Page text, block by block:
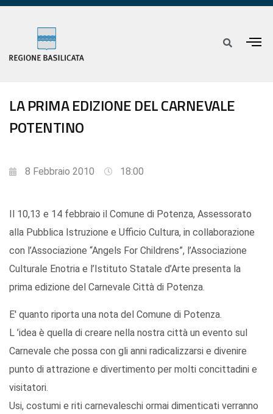
LA PRIMA EDIZIONE DEL CARNEVALE
POTENTINO
8 Febbraio 2010 18:00
Il 10,13 e 14 febbraio il Comune di Potenza, Assessorato
alla Pubblica Istruzione e Ufficio Cultura, in collaborazione
con l’Associazione “Angels For Childrens”, l’Associazione
Culturale Enotria e l’Istituto Statale d’Arte presenta la
prima edizione del Carnevale Città di Potenza.
E' quanto riporta una nota del Comune di Potenza.
L ’idea è quella di creare nella nostra città un evento sul
Carnevale che possa con gli anni radicalizzarsi e divenire
punto di attrazione e divertimento per molti concittadini e
visitatori.
Usi, costumi e riti carnevaleschi ormai dimenticati verranno